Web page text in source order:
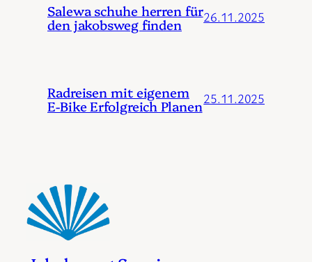
Salewa schuhe herren für
den jakobsweg finden 26.11.2025
Radreisen mit eigenem
E-Bike Erfolgreich Planen25.11.2025